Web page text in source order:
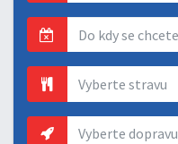
Vyberte stravu
Vyberte dopravu